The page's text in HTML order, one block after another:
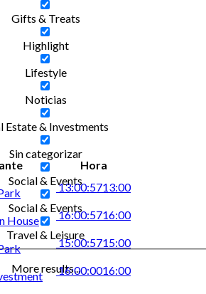
Gifts & Treats
Highlight
Lifestyle
Noticias
Estate & Investments
Sin categorizar
Social & Events
Social & Events
Travel & Leisure
More results...
Hora
13:00:5713:00
House 16:00:5716:00
15:00:5715:00
16:00:0016:00